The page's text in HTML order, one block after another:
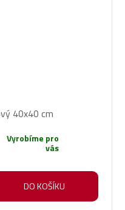
40x40 cm
Vyrobíme pro
vás
DO KOŠÍKU